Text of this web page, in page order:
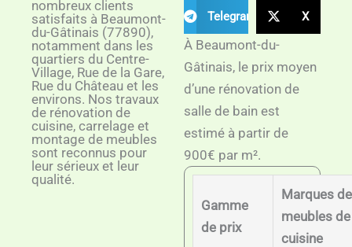
Telegram X
À Beaumont-du-
Gâtinais, le prix moyen
d’une rénovation de
salle de bain est
estimé à partir de
900€ par m².
Gamme
de prix
Marques de
meubles de
cuisine
nombreux clients
satisfaits à Beaumont-
du-Gâtinais (77890),
notamment dans les
quartiers du Centre-
Village, Rue de la Gare,
Rue du Château et les
environs. Nos travaux
de rénovation de
cuisine, carrelage et
montage de meubles
sont reconnus pour
leur sérieux et leur
qualité.